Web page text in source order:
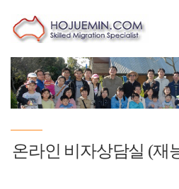
온라인 비자상담실 (재